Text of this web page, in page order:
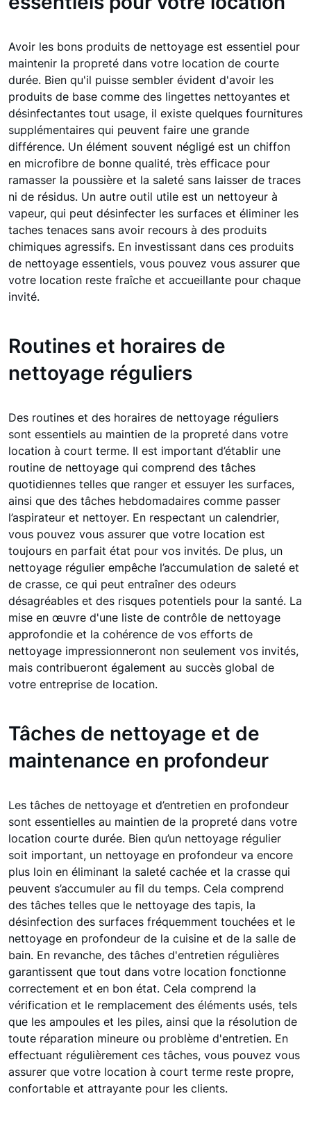
Avoir les bons produits de nettoyage est essentiel pour
maintenir la propreté dans votre location de courte
durée. Bien qu'il puisse sembler évident d'avoir les
produits de base comme des lingettes nettoyantes et
désinfectantes tout usage, il existe quelques fournitures
supplémentaires qui peuvent faire une grande
différence. Un élément souvent négligé est un chiffon
en microfibre de bonne qualité, très efficace pour
ramasser la poussière et la saleté sans laisser de traces
ni de résidus. Un autre outil utile est un nettoyeur à
vapeur, qui peut désinfecter les surfaces et éliminer les
taches tenaces sans avoir recours à des produits
chimiques agressifs. En investissant dans ces produits
de nettoyage essentiels, vous pouvez vous assurer que
votre location reste fraîche et accueillante pour chaque
invité.
Routines et horaires de
nettoyage réguliers
Des routines et des horaires de nettoyage réguliers
sont essentiels au maintien de la propreté dans votre
location à court terme. Il est important d’établir une
routine de nettoyage qui comprend des tâches
quotidiennes telles que ranger et essuyer les surfaces,
ainsi que des tâches hebdomadaires comme passer
l’aspirateur et nettoyer. En respectant un calendrier,
vous pouvez vous assurer que votre location est
toujours en parfait état pour vos invités. De plus, un
nettoyage régulier empêche l’accumulation de saleté et
de crasse, ce qui peut entraîner des odeurs
désagréables et des risques potentiels pour la santé. La
mise en œuvre d'une liste de contrôle de nettoyage
approfondie et la cohérence de vos efforts de
nettoyage impressionneront non seulement vos invités,
mais contribueront également au succès global de
votre entreprise de location.
Tâches de nettoyage et de
maintenance en profondeur
Les tâches de nettoyage et d’entretien en profondeur
sont essentielles au maintien de la propreté dans votre
location courte durée. Bien qu’un nettoyage régulier
soit important, un nettoyage en profondeur va encore
plus loin en éliminant la saleté cachée et la crasse qui
peuvent s’accumuler au fil du temps. Cela comprend
des tâches telles que le nettoyage des tapis, la
désinfection des surfaces fréquemment touchées et le
nettoyage en profondeur de la cuisine et de la salle de
bain. En revanche, des tâches d'entretien régulières
garantissent que tout dans votre location fonctionne
correctement et en bon état. Cela comprend la
vérification et le remplacement des éléments usés, tels
que les ampoules et les piles, ainsi que la résolution de
toute réparation mineure ou problème d'entretien. En
effectuant régulièrement ces tâches, vous pouvez vous
assurer que votre location à court terme reste propre,
confortable et attrayante pour les clients.